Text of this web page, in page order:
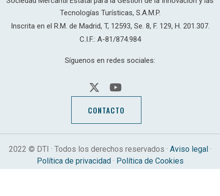
Tecnologías Turísticas, S.A.M.P.
Inscrita en el R.M. de Madrid, T, 12593, Se. 8, F. 129, H. 201.307.
C.I.F.: A-81/874.984
Síguenos en redes sociales:
CONTACTO
2022 © DTI · Todos los derechos reservados · Aviso legal·
Política de privacidad· Política de Cookies